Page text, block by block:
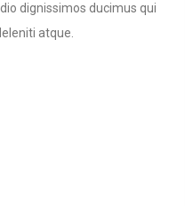
dignissimos ducimus qui
atque.